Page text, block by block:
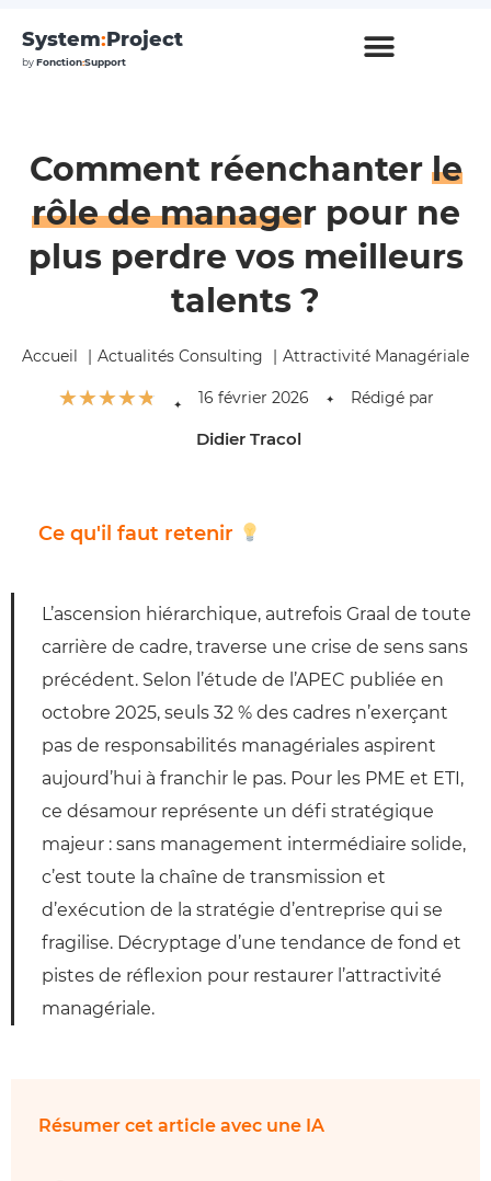
System:Project
byFonction:Support
Comment réenchanter le
rôle de managerpour ne
plus perdre vos meilleurs
talents ?
Accueil Actualités Consulting Attractivité Managériale
☆☆☆☆☆ ✦ 16 février 2026 ✦ Rédigé par
Didier Tracol
Ce qu'il faut retenir
L’ascension hiérarchique, autrefois Graal de toute
carrière de cadre, traverse une crise de sens sans
précédent. Selon l’étude de l’APEC publiée en
octobre 2025, seuls 32 % des cadres n’exerçant
pas de responsabilités managériales aspirent
aujourd’hui à franchir le pas. Pour les PME et ETI,
ce désamour représente un défi stratégique
majeur : sans management intermédiaire solide,
c’est toute la chaîne de transmission et
d’exécution de la stratégie d’entreprise qui se
fragilise. Décryptage d’une tendance de fond et
pistes de réflexion pour restaurer l’attractivité
managériale.
Résumer cet article avec une IA